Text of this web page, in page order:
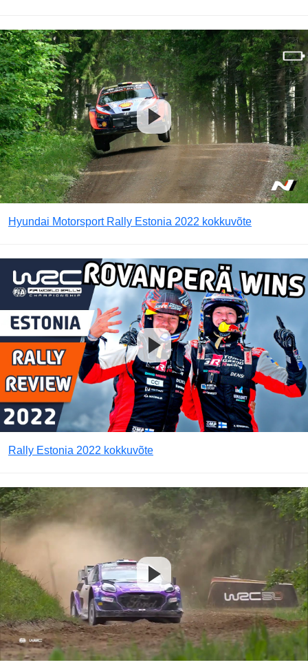
Hyundai Motorsport Rally Estonia 2022 kokkuvõte
Rally Estonia 2022 kokkuvõte